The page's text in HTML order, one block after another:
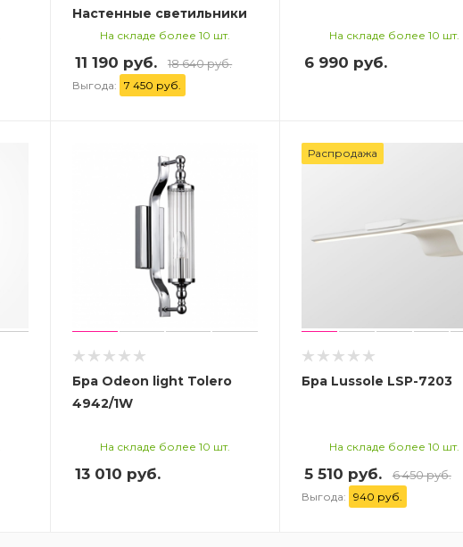
Настенные светильники
На складе более 10 шт.
11 190 руб. 18 640 руб.
Выгода: 7 450 руб.
На складе более 10 шт.
6 990 руб.
Бра Odeon light Tolero
4942/1W
На складе более 10 шт.
13 010 руб.
Распродажа
Бра Lussole LSP-7203
На складе более 10 шт.
5 510 руб. 6 450 руб.
Выгода: 940 руб.